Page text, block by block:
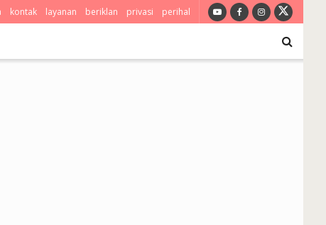
kontak layanan beriklan privasi perihal